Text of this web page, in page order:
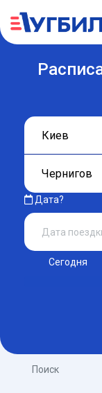
Дата?
Сегодня
Поиск